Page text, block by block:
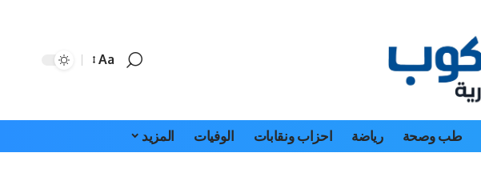
Font
Aa
طب وصحة رياضة احزاب ونقابات الوفيات المزيد